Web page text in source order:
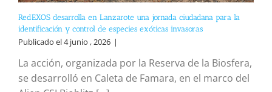
RedEXOS desarrolla en Lanzarote una jornada ciudadana para la
identificación y control de especies exóticas invasoras
Publicado el 4 junio , 2026 |
La acción, organizada por la Reserva de la Biosfera,
se desarrolló en Caleta de Famara, en el marco del